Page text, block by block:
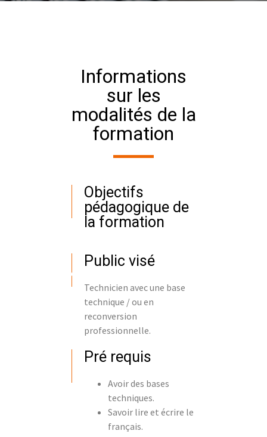
Informations
sur les
modalités de la
formation
Objectifs
pédagogique de
la formation
Public visé
Technicien avec une base
technique / ou en
reconversion
professionnelle.
Pré requis
Avoir des bases
techniques.
Savoir lire et écrire le
français.